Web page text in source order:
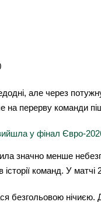
але через
на перерву команди
у фінал Євро-
значно менше
команд. У
безгольовою нічиєю.